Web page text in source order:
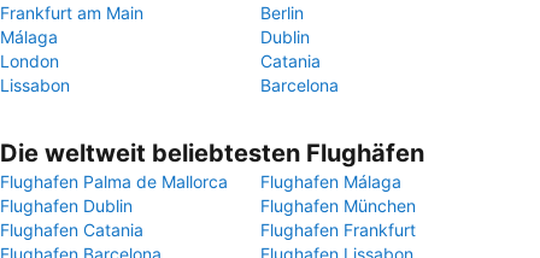
Frankfurt am Main
Berlin
Málaga
Dublin
London
Catania
Lissabon
Barcelona
Die weltweit beliebtesten Flughäfen
Flughafen Palma de Mallorca
Flughafen Málaga
Flughafen Dublin
Flughafen München
Flughafen Catania
Flughafen Frankfurt
Flughafen Barcelona
Flughafen Lissabon